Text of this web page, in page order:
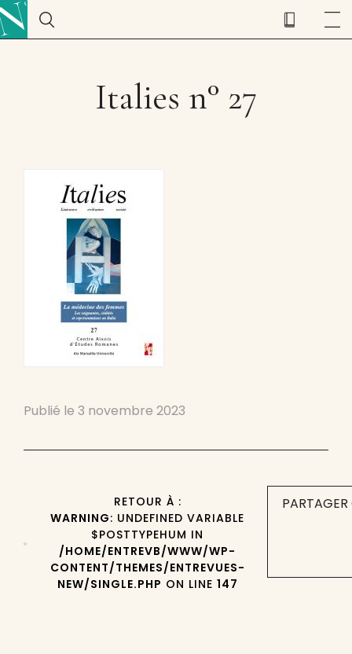
Italies n° 27
Publié le 3 novembre 2023
RETOUR À :
WARNING: UNDEFINED VARIABLE
$POSTTYPEHUM IN
/HOME/ENTREVB/WWW/WP-
CONTENT/THEMES/ENTREVUES-
NEW/SINGLE.PHP ON LINE 147